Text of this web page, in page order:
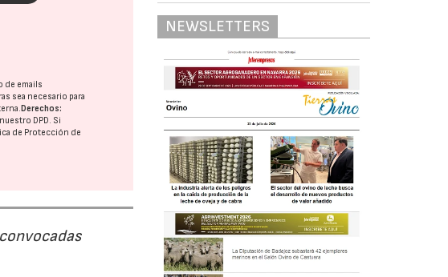
de emails
sea necesario para
Derechos:
DPD. Si
de Protección de
NEWSLETTERS